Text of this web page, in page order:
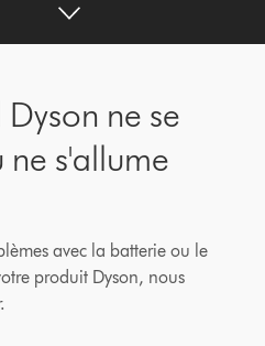
ne se
s'allume
avec la batterie ou le
produit Dyson, nous